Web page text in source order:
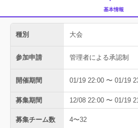
基本情報
種別 大会
参加申請 管理者による承認制
開催期間 01/19 22:00 〜 01/19
募集期間 12/08 22:00 〜 01/19
募集チーム数 4〜32